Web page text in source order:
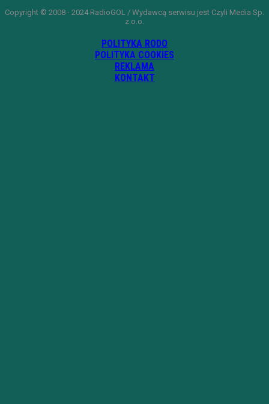
Copyright © 2008 - 2024 RadioGOL / Wydawcą serwisu jest Czyli Media Sp.
z o.o.
POLITYKA RODO
POLITYKA COOKIES
REKLAMA
KONTAKT